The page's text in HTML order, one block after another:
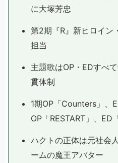
に大塚芳忠
第2期『R』新ヒロイン
担当
主題歌はOP・EDすべ
貫体制
1期OP「Counters」、
OP「RESTART」、ED
ハクトの正体は元社会
ームの魔王アバター